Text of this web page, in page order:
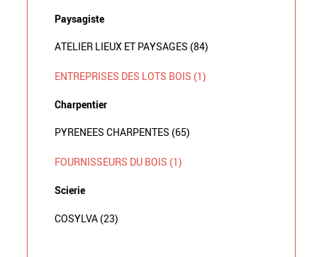
Paysagiste
ATELIER LIEUX ET PAYSAGES (84)
ENTREPRISES DES LOTS BOIS (1)
Charpentier
PYRENEES CHARPENTES (65)
FOURNISSEURS DU BOIS (1)
Scierie
COSYLVA (23)